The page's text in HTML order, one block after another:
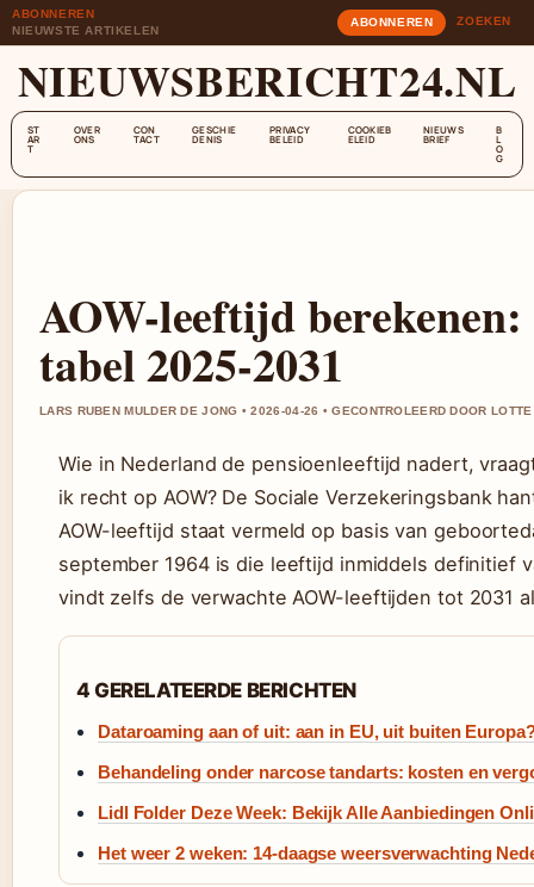
ABONNEREN
NIEUWSTE ARTIKELEN
ABONNEREN ZOEKEN
NIEUWSBERICHT24.NL
ST
AR
T
OVER
ONS
CON
TACT
GESCHIE
DENIS
PRIVACY
BELEID
COOKIEB
ELEID
NIEUWS
BRIEF
B
L
O
G
AOW-leeftijd
tabel 2025-2031
LARS RUBEN MULDER DE JONG • 2026-04-26 • GECONTROLEERD DOOR
Wie in Nederland de pensioenleeftijd nadert,
ik recht op AOW? De Sociale Verzekeringsbank
AOW-leeftijd staat vermeld op basis van
september 1964 is die leeftijd inmiddels definitief
vindt zelfs de verwachte AOW-leeftijden tot 2031
4 GERELATEERDE BERICHTEN
Dataroaming aan of uit: aan in EU, uit buiten
Behandeling onder narcose tandarts: kosten en
Lidl Folder Deze Week: Bekijk Alle Aanbiedingen
Het weer 2 weken: 14-daagse weersverwachting